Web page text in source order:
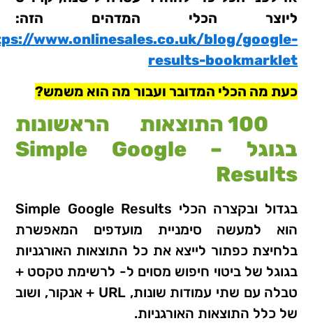
ליוצר הכלי המדהים הזה:
www.onlinesales.co.uk/blog/google-
results-bookmarklet
כעת מה הכלי המדובר ועבור מה הוא משמש?
100 התוצאות הראשונות
בגוגל – Simple Google
Results
בגדול ובקצרה הכלי Simple Google Results
הוא למעשה סימניית מועדפים המאפשרת
בלחיצת כפתור לייצא את כל התוצאות האורגניות
בגוגל של ביטוי חיפוש מסוים ל- לרשימת טקסט +
טבלה עם שתי עמודות שונות, URL + אנקור, ושוב
של כלל התוצאות האורגניות.